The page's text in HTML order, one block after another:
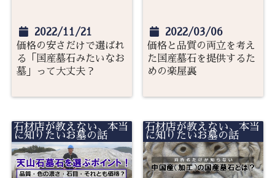
2022/11/21
価格の安さだけで選ばれ
る「国産墓石みたいなお
墓」って大丈夫？
2022/03/06
価格と品質の両立を考え
た国産墓石を提供するた
めの楽屋裏
石材店が教えない、本当
に知りたいお墓の話
石材店が教えない、本当
に知りたいお墓の話